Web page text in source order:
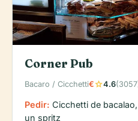
Corner Pub
Bacaro / Cicchetti€star4.6
Pedir: Cicchetti de
un spritz